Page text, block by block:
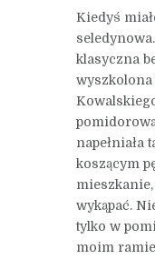
Kiedyś
klasyczna
wyszkolona
napełniała
koszącym
wykąpać.
tylko w
moim